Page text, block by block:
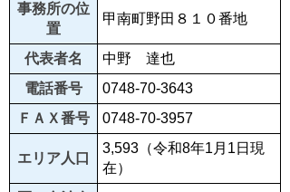
事務所の位
置
甲南町野田８１０番地
代表者名
中野 達也
電話番号
0748-70-3643
ＦＡＸ番号
0748-70-3957
エリア人口
3,593（令和8年1月1日現
在）